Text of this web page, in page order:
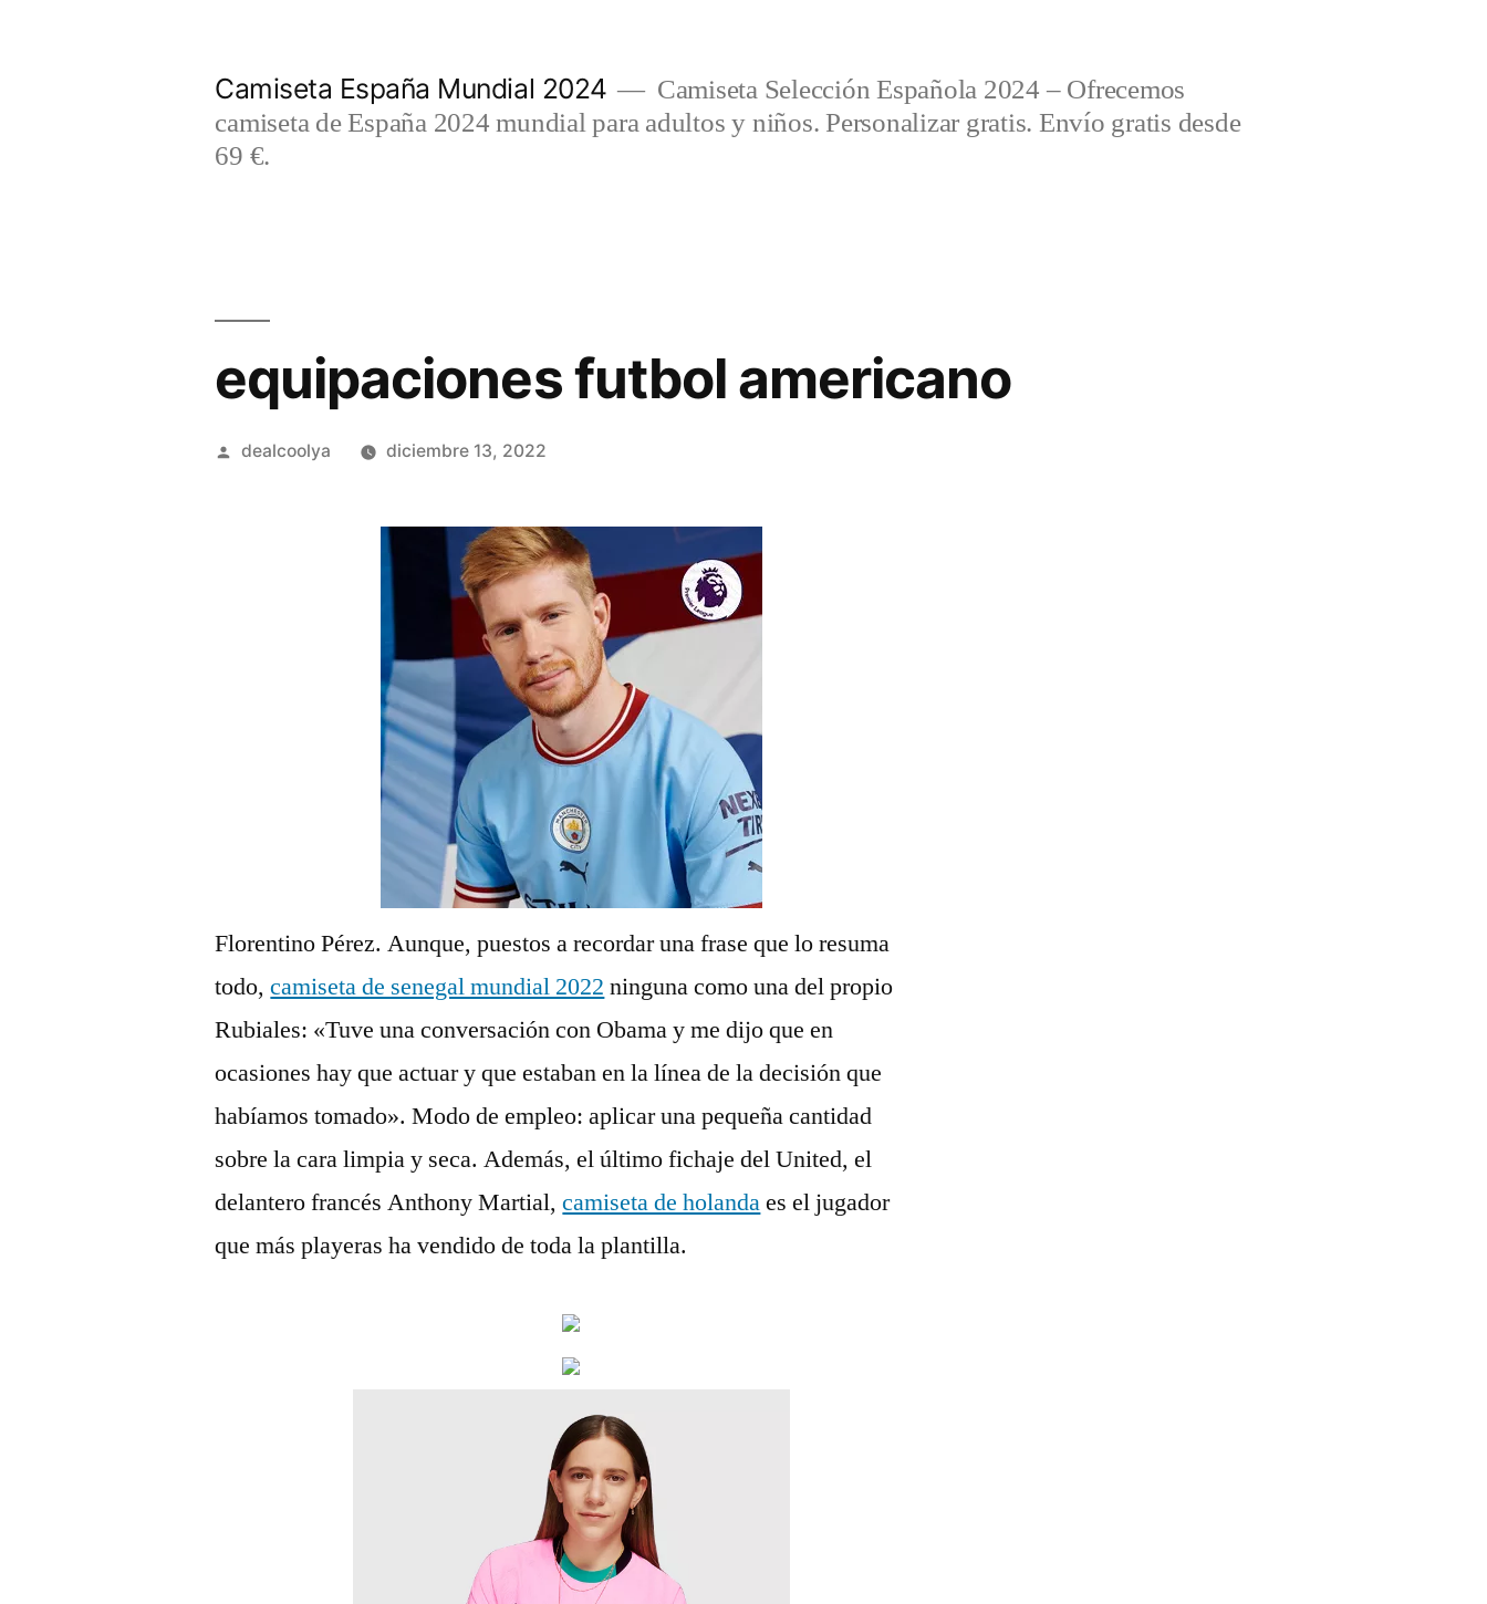
Camiseta España Mundial 2024
Camiseta Selección Española 2024 – Ofrecemos
camiseta de España 2024 mundial para adultos y niños. Personalizar gratis. Envío gratis desde
69 €.
equipaciones futbol americano
Publicado
dealcoolya diciembre 13, 2022
Florentino Pérez. Aunque, puestos a recordar una frase que lo resuma
todo,camiseta de senegal mundial 2022 ninguna como una del propio
Rubiales: «Tuve una conversación con Obama y me dijo que en
ocasiones hay que actuar y que estaban en la línea de la decisión que
habíamos tomado». Modo de empleo: aplicar una pequeña cantidad
sobre la cara limpia y seca. Además, el último fichaje del United, el
delantero francés Anthony Martial,camiseta de holandaes el jugador
que más playeras ha vendido de toda la plantilla.